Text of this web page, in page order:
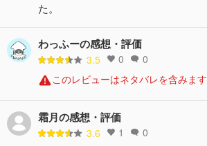
た。
わっふーの感想・評価
3.5 0 0
このレビューはネタバレを含みます
霜月の感想・評価
3.6 1 0